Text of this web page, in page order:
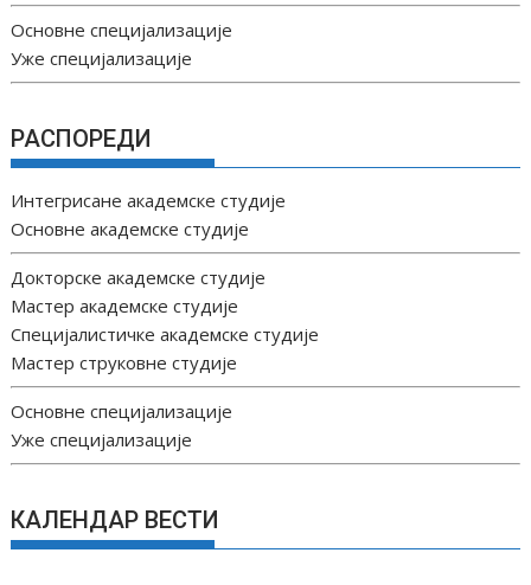
Основне специјализације
Уже специјализације
РАСПОРЕДИ
Интегрисане академске студије
Основне академске студије
Докторске академске студије
Мастер академске студије
Специјалистичке академске студије
Мастер струковне студије
Основне специјализације
Уже специјализације
КАЛЕНДАР ВЕСТИ